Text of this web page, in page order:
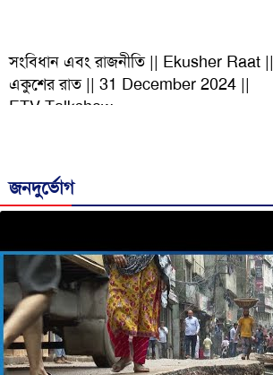
সংবিধান এবং রাজনীতি || Ekusher Raat ||
একুশের রাত || 31 December 2024 ||
ETV Talkshow
জনদুর্ভোগ